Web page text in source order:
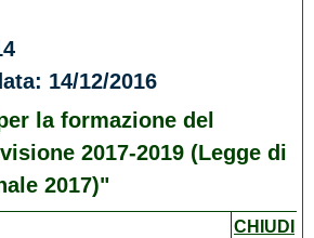
14/12/2016
la formazione del
2017-2019 (Legge di
2017)"
CHIUDI